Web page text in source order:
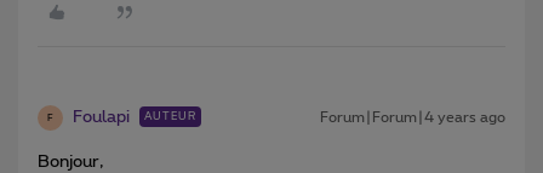
F Foulapi AUTEUR Forum|Forum|4 years ago
Bonjour,